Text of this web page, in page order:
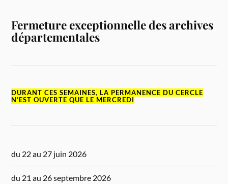
Fermeture exceptionnelle des archives
départementales
DURANT CES SEMAINES, LA PERMANENCE DU CERCLE
N’EST OUVERTE QUE LE MERCREDI
du 22 au 27 juin 2026
du 21 au 26 septembre 2026